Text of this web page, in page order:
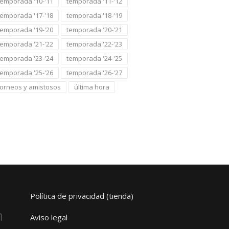
'17-'18
temporada '18-'19
'19-'20
temporada '20-'21
'21-'22
temporada '22-'23
'23-'24
temporada '24-'25
'25-'26
temporada '26-'27
y amistosos
última hora
Política de privacidad (tienda)
Aviso legal